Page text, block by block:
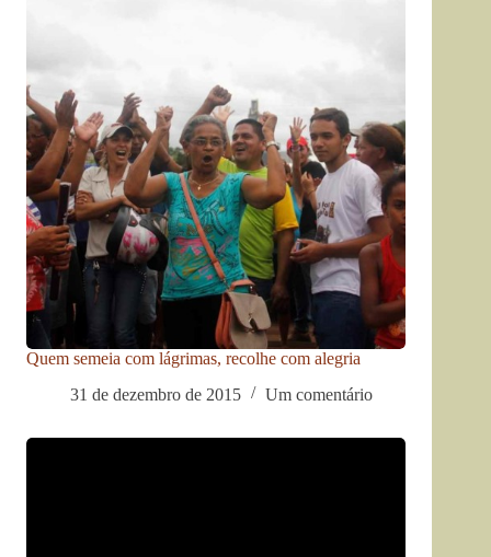
Quem semeia com lágrimas, recolhe com alegria
31 de dezembro de 2015
Um comentário